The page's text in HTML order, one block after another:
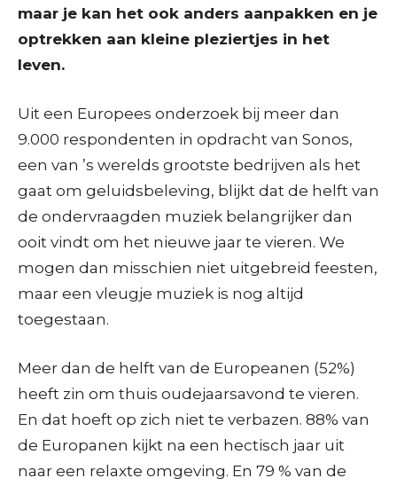
maar je kan het ook anders aanpakken en je
optrekken aan kleine pleziertjes in het
leven.
Uit een Europees onderzoek bij meer dan
9.000 respondenten in opdracht van Sonos,
een van ’s werelds grootste bedrijven als het
gaat om geluidsbeleving, blijkt dat de helft van
de ondervraagden muziek belangrijker dan
ooit vindt om het nieuwe jaar te vieren. We
mogen dan misschien niet uitgebreid feesten,
maar een vleugje muziek is nog altijd
toegestaan.
Meer dan de helft van de Europeanen (52%)
heeft zin om thuis oudejaarsavond te vieren.
En dat hoeft op zich niet te verbazen. 88% van
de Europanen kijkt na een hectisch jaar uit
naar een relaxte omgeving. En 79 % van de